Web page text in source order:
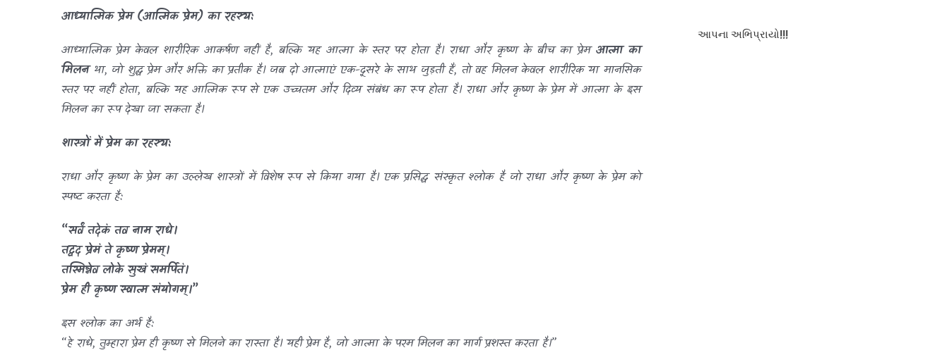
आध्यात्मिक प्रेम (आत्मिक प्रेम) का रहस्य:
आध्यात्मिक प्रेम केवल शारीरिक आकर्षण नहीं है, बल्कि यह आत्मा के स्तर पर होता है। राधा और कृष्ण के बीच का प्रेम आत्मा का
मिलनथा, जो शुद्ध प्रेम और भक्ति का प्रतीक है। जब दो आत्माएं एक-दूसरे के साथ जुड़ती हैं, तो वह मिलन केवल शारीरिक या मानसिक
स्तर पर नहीं होता, बल्कि यह आत्मिक रूप से एक उच्चतम और दिव्य संबंध का रूप होता है। राधा और कृष्ण के प्रेम में आत्मा के इस
मिलन का रूप देखा जा सकता है।
शास्त्रों में प्रेम का रहस्य:
राधा और कृष्ण के प्रेम का उल्लेख शास्त्रों में विशेष रूप से किया गया है। एक प्रसिद्ध संस्कृत श्लोक है जो राधा और कृष्ण के प्रेम को
स्पष्ट करता है:
“सर्वं तदेकं तव नाम राधे।
तद्वद प्रेमं ते कृष्ण प्रेमम्।
तस्मिन्नेव लोके सुखं समर्पितं।
प्रेम ही कृष्ण स्वात्म संयोगम्।”
इस श्लोक का अर्थ है:
“हे राधे, तुम्हारा प्रेम ही कृष्ण से मिलने का रास्ता है। यही प्रेम है, जो आत्मा के परम मिलन का मार्ग प्रशस्त करता है।”
આપના અભિપ્રાયો!!!